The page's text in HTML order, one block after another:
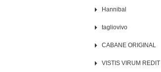
Hannibal
tagliovivo
CABANE ORIGINAL
VISTIS VIRUM REDIT